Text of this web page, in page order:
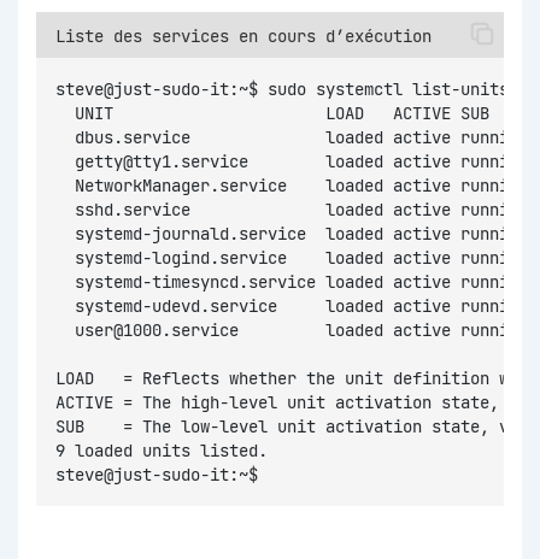
Liste des services en cours d’exécution
steve@just-sudo-it:~$ sudo systemctl list-units
UNIT                      LOAD   ACTIVE SUB
dbus.service              loaded active running
getty@tty1.service        loaded active running
NetworkManager.service    loaded active running
sshd.service              loaded active running
systemd-journald.service  loaded active running
systemd-logind.service    loaded active running
systemd-timesyncd.service loaded active running
systemd-udevd.service     loaded active
user@1000.service         loaded active running
LOAD   = Reflects whether the unit definition was
ACTIVE = The high-level unit activation state,
SUB    = The low-level unit activation state,
9 loaded units listed.
steve@just-sudo-it:~$